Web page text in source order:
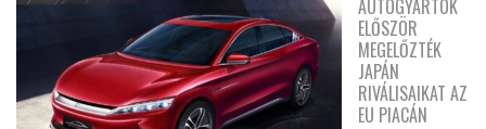
AUTÓGYÁRTÓK
ELŐSZÖR
MEGELŐZTÉK
JAPÁN
RIVÁLISAIKAT AZ
EU PIACÁN